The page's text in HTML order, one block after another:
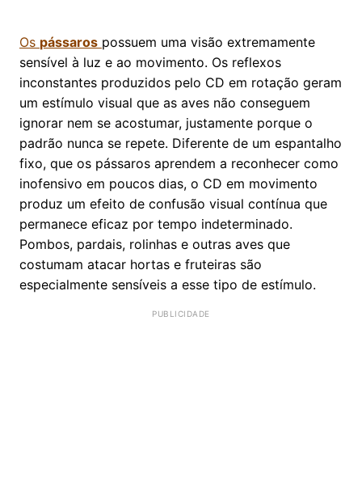
Os pássaros possuem uma visão extremamente
sensível à luz e ao movimento. Os reflexos
inconstantes produzidos pelo CD em rotação geram
um estímulo visual que as aves não conseguem
ignorar nem se acostumar, justamente porque o
padrão nunca se repete. Diferente de um espantalho
fixo, que os pássaros aprendem a reconhecer como
inofensivo em poucos dias, o CD em movimento
produz um efeito de confusão visual contínua que
permanece eficaz por tempo indeterminado.
Pombos, pardais, rolinhas e outras aves que
costumam atacar hortas e fruteiras são
especialmente sensíveis a esse tipo de estímulo.